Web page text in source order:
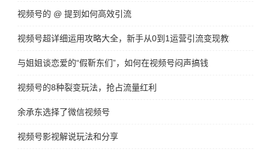
视频号的 @ 提到如何高效引流
视频号超详细运用攻略大全，新手从0到1运营引流变现教程
与姐姐谈恋爱的“假靳东们”，如何在视频号闷声搞钱
视频号的8种裂变玩法，抢占流量红利
余承东选择了微信视频号
视频号影视解说玩法和分享